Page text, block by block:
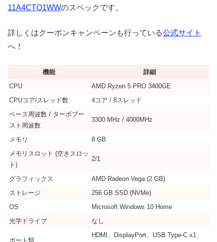
11A4CTO1WWのスペックです。
詳しくはクーポンキャンペーンも行っている公式サイト
へ！
機能
詳細
CPU
AMD Ryzen 5 PRO 3400GE
CPUコア/スレッド数
4コア / 8スレッド
ベース周波数 / ターボブー
スト周波数
3300 MHz / 4000MHz
メモリ
8 GB
メモリスロット (空きスロッ
ト)
2/1
グラフィックス
AMD Radeon Vega (2 GB)
ストレージ
256 GB SSD (NVMe)
OS
Microsoft Windows 10 Home
光学ドライブ
なし
ポート類
HDMI、DisplayPort、USB Type-C x1、